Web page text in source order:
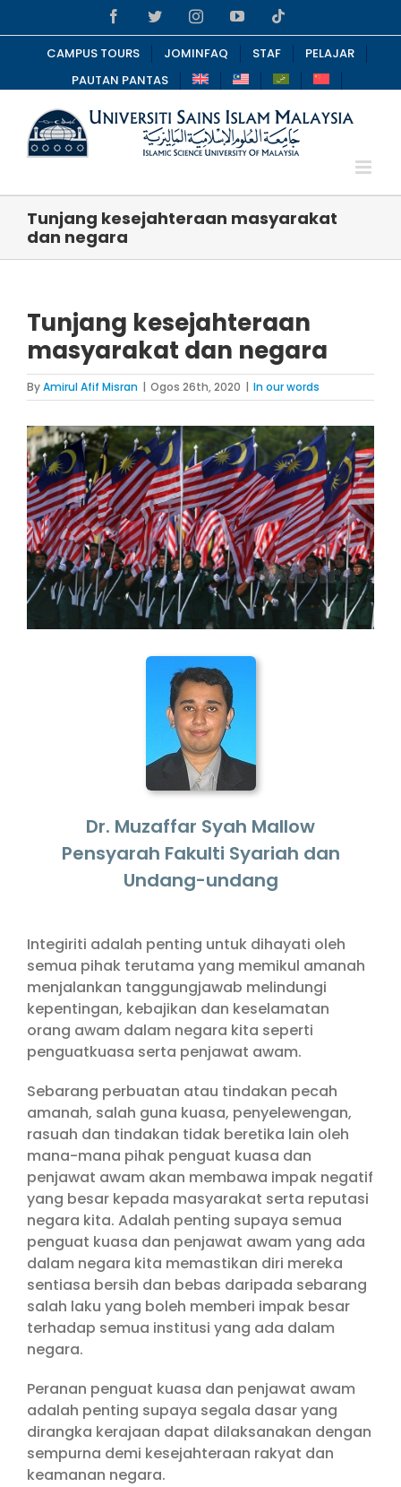
to
content
FacebookTwitterInstagramYouTube
CAMPUS TOURS JOMINFAQ STAF
PELAJAR
PAUTAN PANTAS
Tunjang kesejahteraan masyarakat
dan negara
Tunjang kesejahteraan
masyarakat dan negara
ByAmirul Afif Misran | Ogos 26th, 2020 | In our words
View
Larger
Image
Dr. Muzaffar Syah Mallow
Pensyarah Fakulti Syariah dan
Undang-undang
Integiriti adalah penting untuk dihayati oleh
semua pihak terutama yang memikul amanah
menjalankan tanggungjawab melindungi
kepentingan, kebajikan dan keselamatan
orang awam dalam negara kita seperti
penguatkuasa serta penjawat awam.
Sebarang perbuatan atau tindakan pecah
amanah, salah guna kuasa, penyelewengan,
rasuah dan tindakan tidak beretika lain oleh
mana-mana pihak penguat kuasa dan
penjawat awam akan membawa impak negatif
yang besar kepada masyarakat serta reputasi
negara kita. Adalah penting supaya semua
penguat kuasa dan penjawat awam yang ada
dalam negara kita memastikan diri mereka
sentiasa bersih dan bebas daripada sebarang
salah laku yang boleh memberi impak besar
terhadap semua institusi yang ada dalam
negara.
Peranan penguat kuasa dan penjawat awam
adalah penting supaya segala dasar yang
dirangka kerajaan dapat dilaksanakan dengan
sempurna demi kesejahteraan rakyat dan
keamanan negara.